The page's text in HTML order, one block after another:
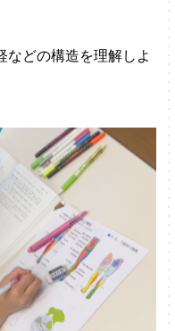
などの構造を理解しよ